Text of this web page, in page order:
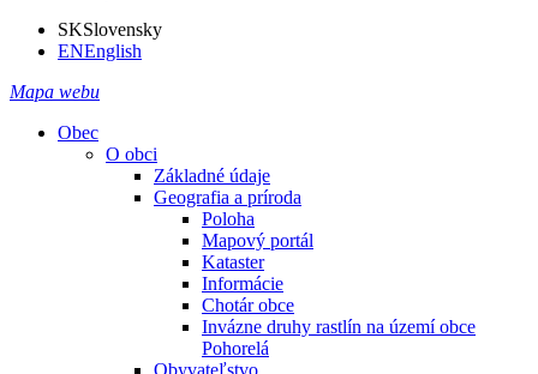
SKSlovensky
ENEnglish
Mapa webu
Obec
O obci
Základné údaje
Geografia a príroda
Poloha
Mapový portál
Kataster
Informácie
Chotár obce
Invázne druhy rastlín na území obce
Pohorelá
Obyvateľstvo